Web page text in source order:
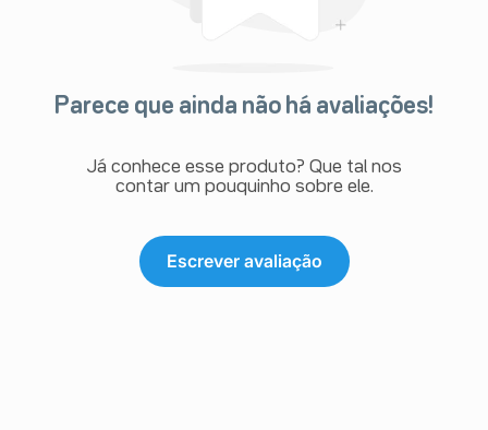
Parece que ainda não há avaliações!
Já conhece esse produto? Que tal nos
contar um pouquinho sobre ele.
Escrever avaliação